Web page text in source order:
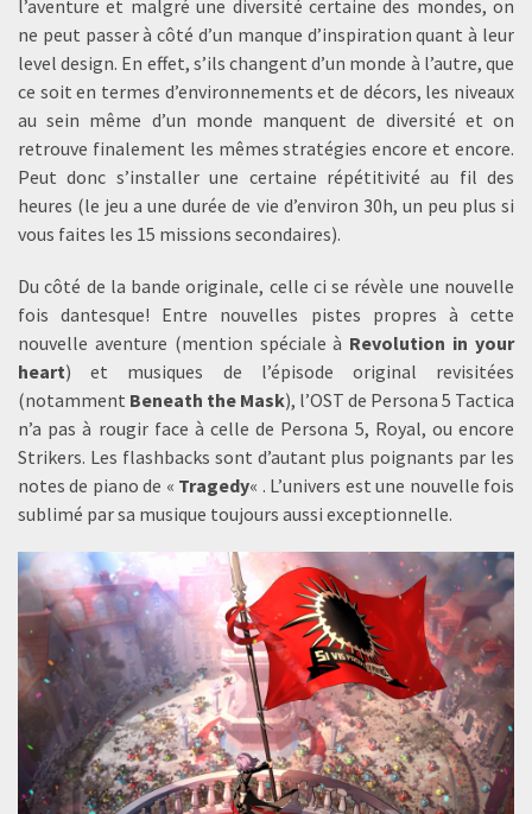
l’aventure et malgré une diversité certaine des mondes, on
ne peut passer à côté d’un manque d’inspiration quant à leur
level design. En effet, s’ils changent d’un monde à l’autre, que
ce soit en termes d’environnements et de décors, les niveaux
au sein même d’un monde manquent de diversité et on
retrouve finalement les mêmes stratégies encore et encore.
Peut donc s’installer une certaine répétitivité au fil des
heures (le jeu a une durée de vie d’environ 30h, un peu plus si
vous faites les 15 missions secondaires).
Du côté de la bande originale, celle ci se révèle une nouvelle
fois dantesque! Entre nouvelles pistes propres à cette
nouvelle aventure (mention spéciale à Revolution in your
heart) et musiques de l’épisode original revisitées
(notamment Beneath the Mask), l’OST de Persona 5 Tactica
n’a pas à rougir face à celle de Persona 5, Royal, ou encore
Strikers. Les flashbacks sont d’autant plus poignants par les
notes de piano de « Tragedy« . L’univers est une nouvelle fois
sublimé par sa musique toujours aussi exceptionnelle.